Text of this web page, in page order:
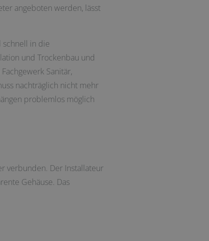
angeboten werden, lässt
schnell in die
und Trockenbau und
Sanitär,
nachträglich nicht mehr
problemlos möglich
verbunden. Der Installateur
Gehäuse. Das